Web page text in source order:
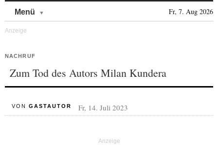
Menü Fr, 7. Aug 2026
NACHRUF
Zum Tod des Autors Milan Kundera
VON GASTAUTOR Fr, 14. Juli 2023